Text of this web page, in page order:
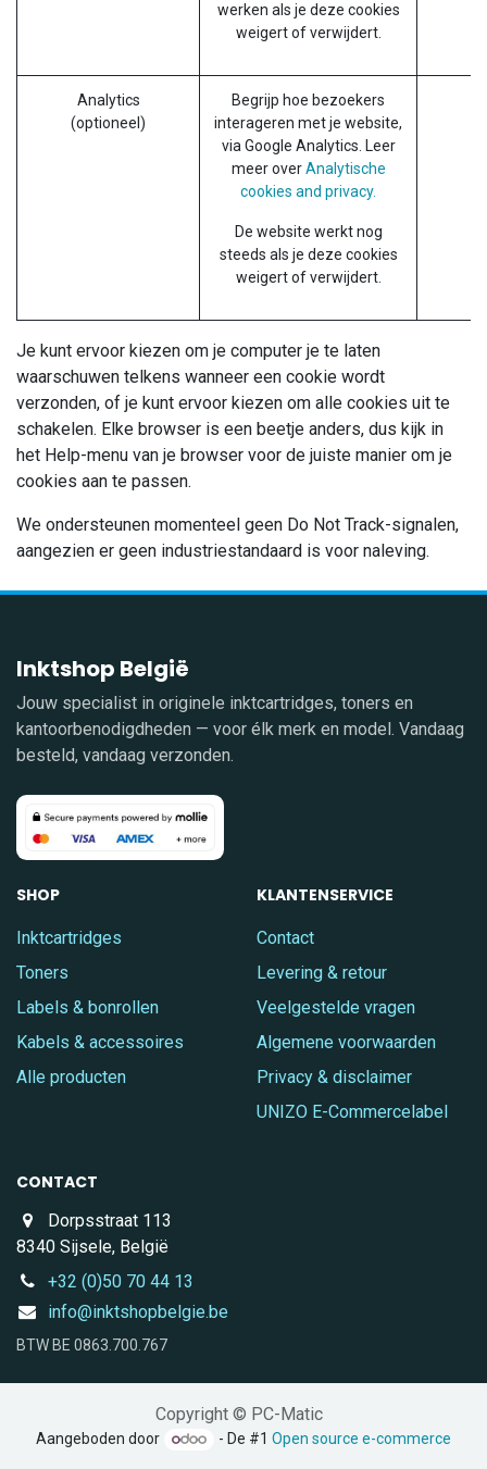
werken als je deze cookies
weigert of verwijdert.
Analytics
(optioneel)
Begrijp hoe bezoekers
interageren met je website,
via Google Analytics. Leer
meer overAnalytische
cookies and privacy.
De website werkt nog
steeds als je deze cookies
weigert of verwijdert.
Je kunt ervoor kiezen om je computer je te laten
waarschuwen telkens wanneer een cookie wordt
verzonden, of je kunt ervoor kiezen om alle cookies uit te
schakelen. Elke browser is een beetje anders, dus kijk in
het Help-menu van je browser voor de juiste manier om je
cookies aan te passen.
We ondersteunen momenteel geen Do Not Track-signalen,
aangezien er geen industriestandaard is voor naleving.
Inktshop België
Jouw specialist in originele inktcartridges, toners en
kantoorbenodigdheden — voor élk merk en model. Vandaag
besteld, vandaag verzonden.
SHOP
Inktcartridges
Toners
Labels & bonrollen
Kabels & accessoires
Alle producten
KLANTENSERVICE
Contact
Levering & retour
Veelgestelde vragen
Algemene voorwaarden
Privacy & disclaimer
UNIZO E-Commercelabel
CONTACT
Dorpsstraat 113
8340 Sijsele, België
+32 (0)50 70 44 13
info@inktshopbelgie.be
BTW BE 0863.700.767
Copyright © PC-Matic
Aangeboden door - De #1Open source e-commerce